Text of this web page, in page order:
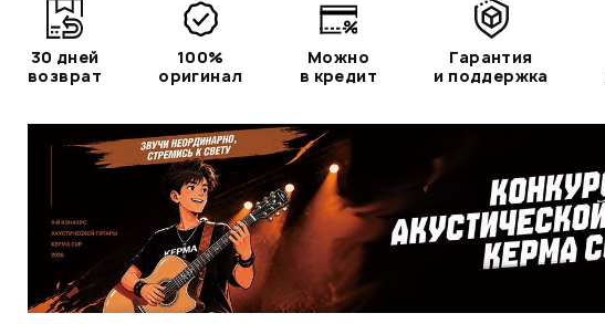
30 дней
возврат
100%
оригинал
Можно
в кредит
Гарантия
и поддержка